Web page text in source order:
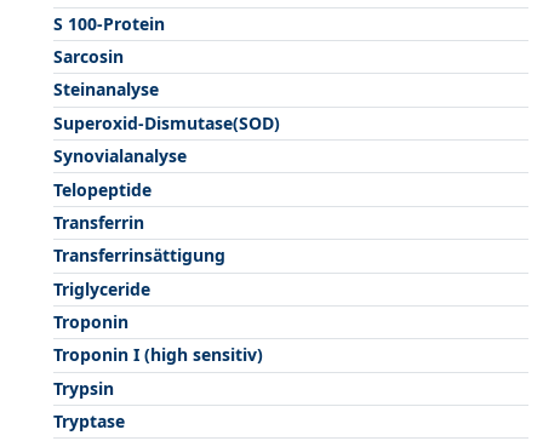
S 100-Protein
Sarcosin
Steinanalyse
Superoxid-Dismutase(SOD)
Synovialanalyse
Telopeptide
Transferrin
Transferrinsättigung
Triglyceride
Troponin
Troponin I (high sensitiv)
Trypsin
Tryptase